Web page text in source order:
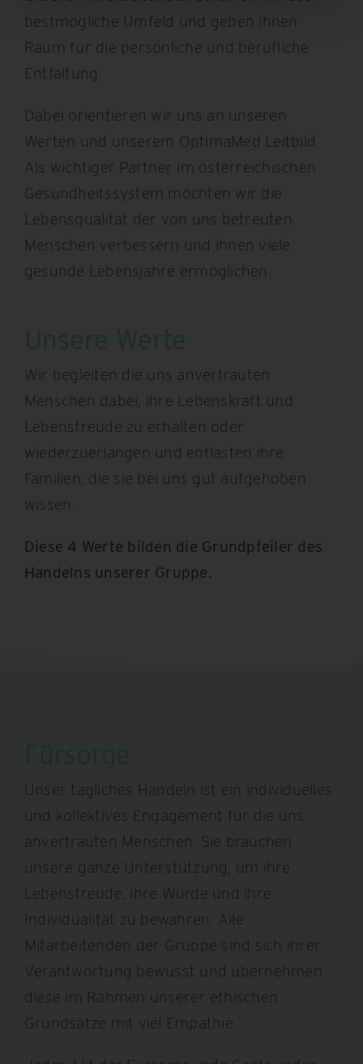
bestmögliche Umfeld und geben ihnen
Raum für die persönliche und berufliche
Entfaltung.
Dabei orientieren wir uns an unseren
Werten und unserem OptimaMed Leitbild.
Als wichtiger Partner im österreichischen
Gesundheitssystem möchten wir die
Lebensqualität der von uns betreuten
Menschen verbessern und ihnen viele
gesunde Lebensjahre ermöglichen.
Wir begleiten die uns anvertrauten
Menschen dabei, ihre Lebenskraft und
Lebensfreude zu erhalten oder
wiederzuerlangen und entlasten ihre
Familien, die sie bei uns gut aufgehoben
wissen.
Diese 4 Werte bilden die Grundpfeiler des
Handelns unserer Gruppe.
Unser tägliches Handeln ist ein individuelles
und kollektives Engagement für die uns
anvertrauten Menschen. Sie brauchen
unsere ganze Unterstützung, um ihre
Lebensfreude, ihre Würde und ihre
Individualität zu bewahren. Alle
Mitarbeitenden der Gruppe sind sich ihrer
Verantwortung bewusst und übernehmen
diese im Rahmen unserer ethischen
Grundsätze mit viel Empathie.